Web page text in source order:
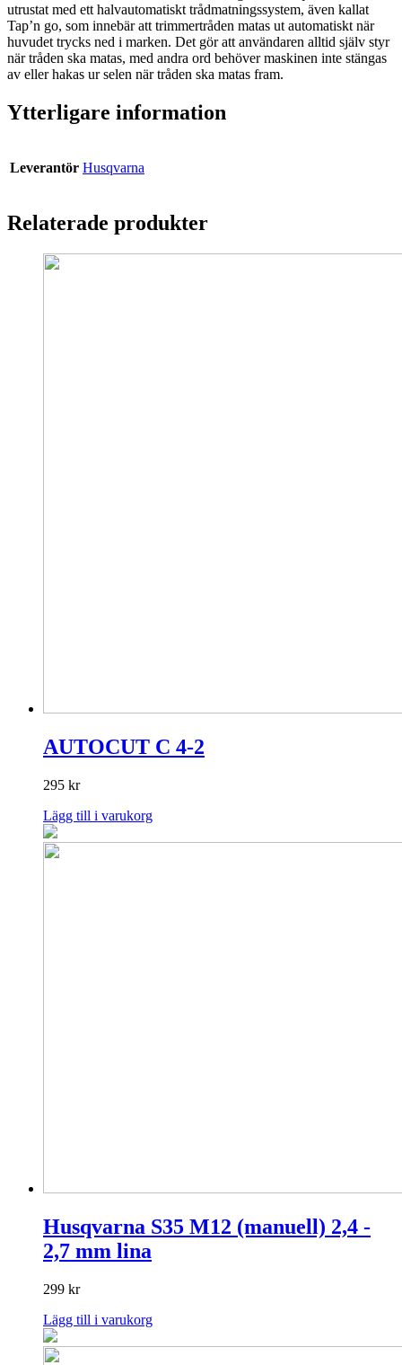
utrustat med ett halvautomatiskt trådmatningssystem, även kallat
Tap’n go, som innebär att trimmertråden matas ut automatiskt när
huvudet trycks ned i marken. Det gör att användaren alltid själv styr
när tråden ska matas, med andra ord behöver maskinen inte stängas
av eller hakas ur selen när tråden ska matas fram.
Ytterligare information
Leverantör Husqvarna
Relaterade produkter
AUTOCUT C 4-2
295 kr
Lägg till i varukorg
Husqvarna S35 M12 (manuell) 2,4 -
2,7 mm lina
299 kr
Lägg till i varukorg